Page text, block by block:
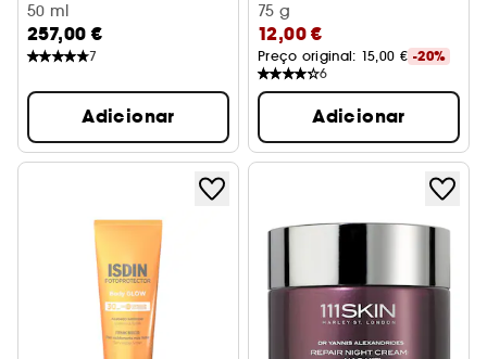
50 ml
257,00 €
7
Adicionar
75 g
12,00 €
Preço original: 15,00 € -20%
6
Adicionar